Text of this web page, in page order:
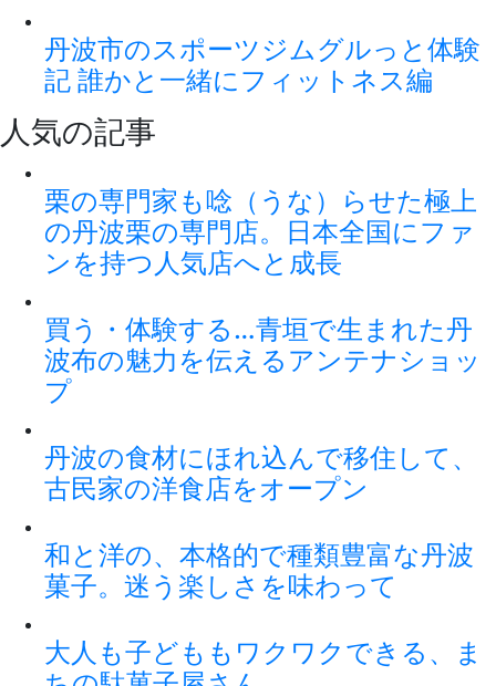
丹波市のスポーツジムグルっと体験
記 誰かと一緒にフィットネス編
人気の記事
栗の専門家も唸（うな）らせた極上
の丹波栗の専門店。日本全国にファ
ンを持つ人気店へと成長
買う・体験する…青垣で生まれた丹
波布の魅力を伝えるアンテナショッ
プ
丹波の食材にほれ込んで移住して、
古民家の洋食店をオープン
和と洋の、本格的で種類豊富な丹波
菓子。迷う楽しさを味わって
大人も子どももワクワクできる、ま